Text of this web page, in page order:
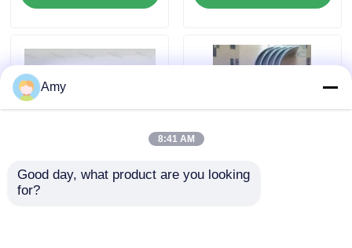
連絡 ください
事件
高品質のD13 クランク
Amy
8:41 AM
Good day, what product are you looking
for?